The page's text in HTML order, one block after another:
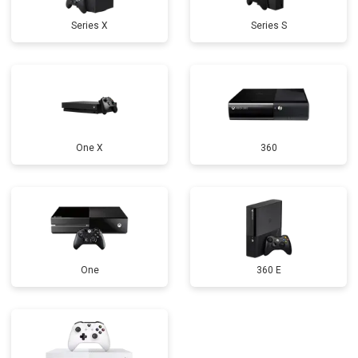
Series X Series S
One X 360
One 360 E